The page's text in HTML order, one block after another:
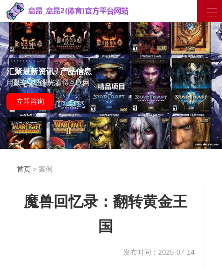
汇聚最新资讯 / 产品信息
用最专业的眼光看待互联网
立即咨询
首页> 案例
魔兽回忆录：翻转黄金王
国
发布时间：2025-07-14